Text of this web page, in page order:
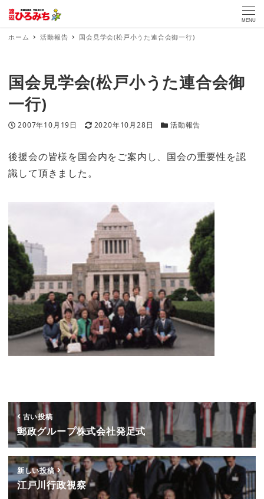
MENU
ホーム 活動報告 国会見学会(松戸小うた連合会御一行)
国会見学会(松戸小うた連合会御
一行)
投稿日
2007年10月19日 更新日
2020年10月28日 カテゴリー
活動報告
後援会の皆様を国会内をご案内し、国会の重要性を認
識して頂きました。
古い投稿
郵政グループ株式会社発足式
新しい投稿
江戸川行政視察